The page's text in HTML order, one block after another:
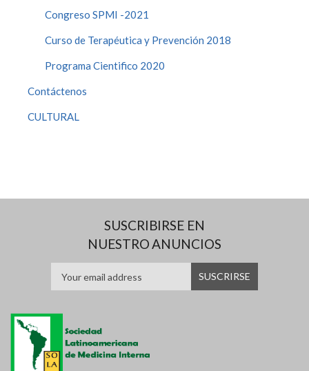
Congreso SPMI -2021
Curso de Terapéutica y Prevención 2018
Programa Cientifico 2020
Contáctenos
CULTURAL
SUSCRIBIRSE EN
NUESTRO ANUNCIOS